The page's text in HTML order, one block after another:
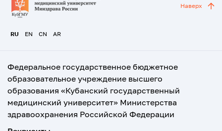
RU EN CN AR
Наверх
Федеральное государственное бюджетное
образовательное учреждение высшего
образования «Кубанский государственный
медицинский университет» Министерства
здравоохранения Российской Федерации